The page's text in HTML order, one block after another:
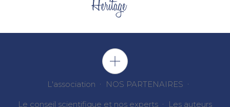
L'association NOS PARTENAIRES
Le conseil scientifique et nos experts Les auteurs